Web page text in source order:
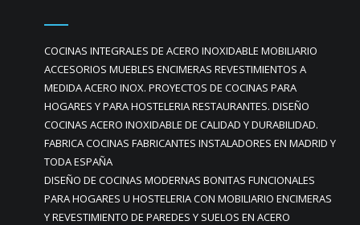
COCINAS INTEGRALES DE ACERO INOXIDABLE MOBILIARIO
ACCESORIOS MUEBLES ENCIMERAS REVESTIMIENTOS A
MEDIDA ACERO INOX. PROYECTOS DE COCINAS PARA
HOGARES Y PARA HOSTELERIA RESTAURANTES. DISEÑO
COCINAS ACERO INOXIDABLE DE CALIDAD Y DURABILIDAD.
FABRICA COCINAS FABRICANTES INSTALADORES EN MADRID Y
TODA ESPAÑA
DISEÑO DE COCINAS MODERNAS BONITAS FUNCIONALES
PARA HOGARES U HOSTELERIA CON MOBILIARIO ENCIMERAS
Y REVESTIMIENTO DE PAREDES Y SUELOS EN ACERO